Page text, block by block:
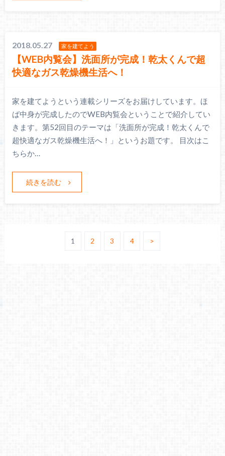
2018.05.27 家を建てよう
【WEB内覧会】洗面所が完成！乾太くんで超
快適なガス乾燥機生活へ！
家を建てようという連載シリーズをお届けしています。ほ
ば中身が完成したのでWEB内覧会ということで紹介してい
きます。第52回目のテーマは「洗面所が完成！乾太くんで
超快適なガス乾燥機生活へ！」というお題です。 目次はこ
ちらか…
続きを読む
1 2 3 4 >